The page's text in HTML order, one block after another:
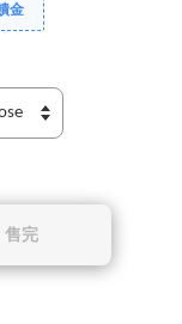
金
售完